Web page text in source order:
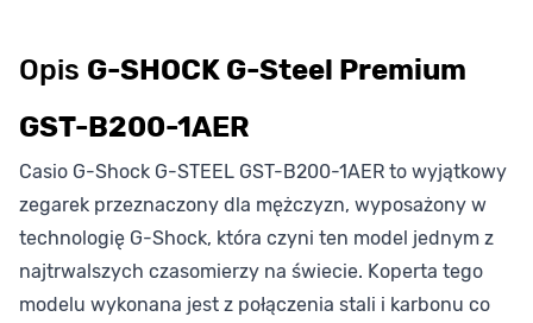
Opis G-SHOCK G-Steel Premium
GST-B200-1AER
Casio G-Shock G-STEEL GST-B200-1AER to wyjątkowy
zegarek przeznaczony dla mężczyzn, wyposażony w
technologię G-Shock, która czyni ten model jednym z
najtrwalszych czasomierzy na świecie. Koperta tego
modelu wykonana jest z połączenia stali i karbonu co